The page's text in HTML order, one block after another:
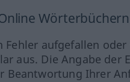
aufgefallen
aus. Die Angabe
Beantwortung Ihrer